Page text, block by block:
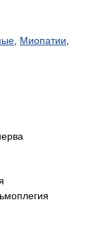
Миопатии